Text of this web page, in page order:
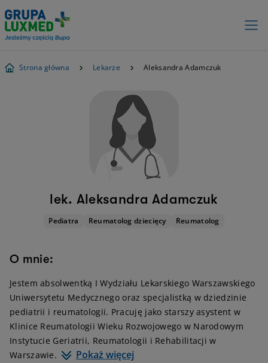
Strona główna Lekarze Aleksandra Adamczuk
lek. Aleksandra Adamczuk
Pediatra Reumatolog dziecięcy Reumatolog
O mnie:
Jestem absolwentką I Wydziału Lekarskiego Warszawskiego
Uniwersytetu Medycznego oraz specjalistką w dziedzinie
pediatrii i reumatologii. Pracuję jako starszy asystent w
Klinice Reumatologii Wieku Rozwojowego w Narodowym
Instytucie Geriatrii, Reumatologii i Rehabilitacji w
Warszawie.
Pokaż więcej